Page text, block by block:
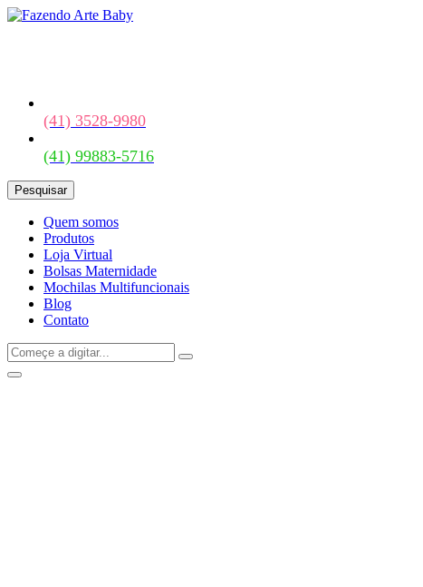
(41) 3528-9980
(41) 99883-5716
Pesquisar
Quem somos
Produtos
Loja Virtual
Bolsas Maternidade
Mochilas Multifuncionais
Blog
Contato